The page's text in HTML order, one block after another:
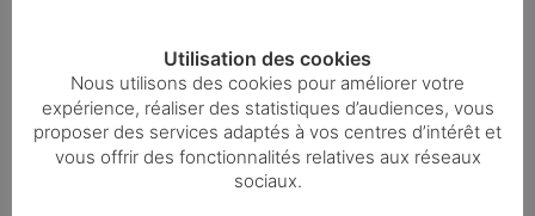
les urgences.
071/159478
info@peaceassur.be
...
Utilisation des cookies
Nous utilisons des cookies pour améliorer votre
expérience, réaliser des statistiques d’audiences, vous
proposer des services adaptés à vos centres d’intérêt et
vous offrir des fonctionnalités relatives aux réseaux
sociaux.